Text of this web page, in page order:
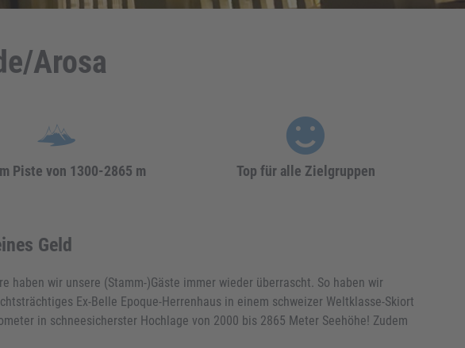
Arosa
Piste von 1300-2865 m Top für alle Zielgruppen
Geld
haben wir unsere (Stamm-)Gäste immer wieder überrascht. So haben wir
Ex-Belle Epoque-Herrenhaus in einem schweizer Weltklasse-Skiort
in schneesicherster Hochlage von 2000 bis 2865 Meter Seehöhe! Zudem